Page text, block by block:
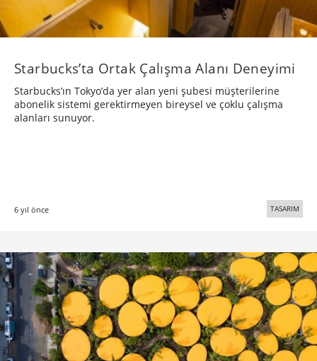
Starbucks’ta Ortak Çalışma Alanı Deneyimi
Starbucks’ın Tokyo’da yer alan yeni şubesi müşterilerine
abonelik sistemi gerektirmeyen bireysel ve çoklu çalışma
alanları sunuyor.
6 yıl önce TASARIM